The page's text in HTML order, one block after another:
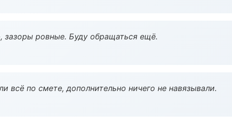
зазоры ровные. Буду обращаться ещё.
всё по смете, дополнительно ничего не навязывали.